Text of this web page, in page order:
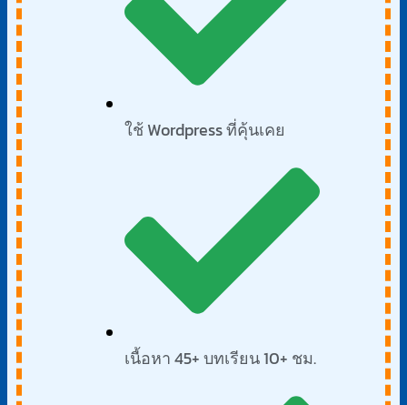
ใช้ Wordpress ที่คุ้นเคย
เนื้อหา 45+ บทเรียน 10+ ชม.